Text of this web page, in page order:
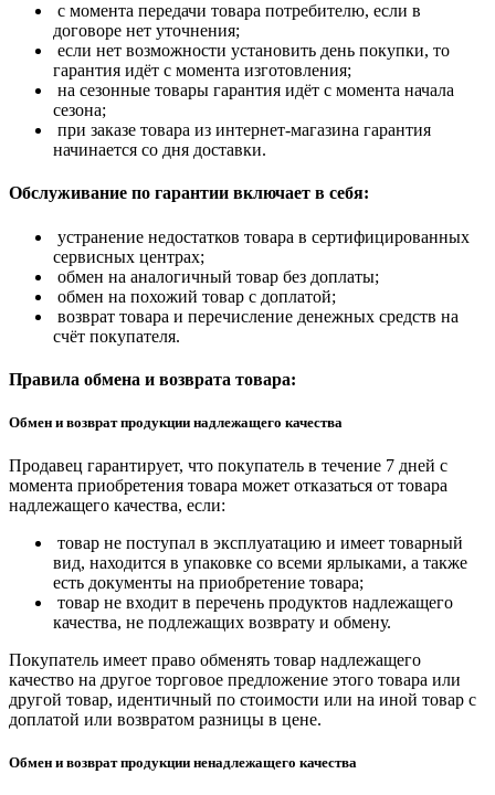
с момента передачи товара потребителю, если в
договоре нет уточнения;
если нет возможности установить день покупки, то
гарантия идёт с момента изготовления;
на сезонные товары гарантия идёт с момента начала
сезона;
при заказе товара из интернет-магазина гарантия
начинается со дня доставки.
Обслуживание по гарантии включает в себя:
устранение недостатков товара в сертифицированных
сервисных центрах;
обмен на аналогичный товар без доплаты;
обмен на похожий товар с доплатой;
возврат товара и перечисление денежных средств на
счёт покупателя.
Правила обмена и возврата товара:
Обмен и возврат продукции надлежащего качества
Продавец гарантирует, что покупатель в течение 7 дней с
момента приобретения товара может отказаться от товара
надлежащего качества, если:
товар не поступал в эксплуатацию и имеет товарный
вид, находится в упаковке со всеми ярлыками, а также
есть документы на приобретение товара;
товар не входит в перечень продуктов надлежащего
качества, не подлежащих возврату и обмену.
Покупатель имеет право обменять товар надлежащего
качество на другое торговое предложение этого товара или
другой товар, идентичный по стоимости или на иной товар с
доплатой или возвратом разницы в цене.
Обмен и возврат продукции ненадлежащего качества